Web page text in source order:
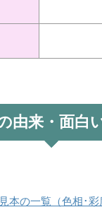
由来・面白
本の一覧（色相･彩